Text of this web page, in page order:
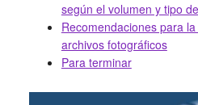
según el volumen y tipo
Recomendaciones para
archivos fotográficos
Para terminar